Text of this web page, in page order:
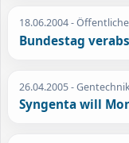
18.06.2004-
Bundestag
26.04.2005-
Syngenta will